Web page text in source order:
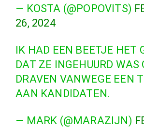
— KOSTA (@POPOVITS)
26, 2024
IK HAD EEN BEETJE HET
DAT ZE INGEHUURD WAS
DRAVEN VANWEGE EEN
AAN KANDIDATEN.
— MARK (@MARAZIJN)